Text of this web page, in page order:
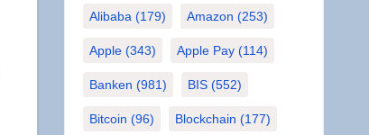
Alibaba (179) Amazon (253)
Apple(343) Apple Pay(114)
Banken (981) BIS(552)
Bitcoin (96) Blockchain (177)